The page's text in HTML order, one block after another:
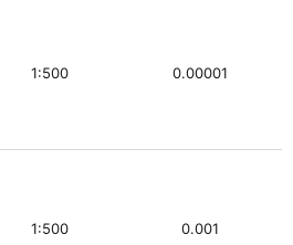
1:500 0.00001
1:500 0.001